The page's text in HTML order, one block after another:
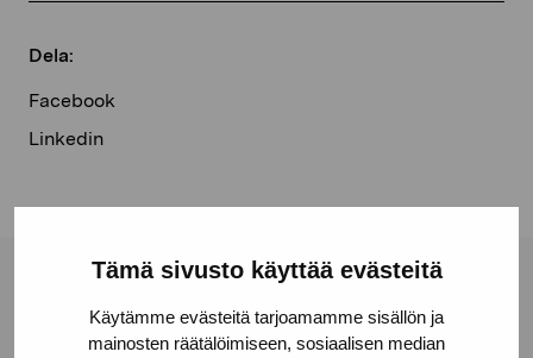
Tämä sivusto käyttää evästeitä
Käytämme evästeitä tarjoamamme sisällön ja
mainosten räätälöimiseen, sosiaalisen median
Dela:
Facebook
Linkedin
Stiftelsen Pro Artibus